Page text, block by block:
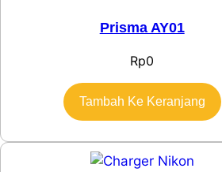
Prisma AY01
Rp0
Tambah Ke Keranjang